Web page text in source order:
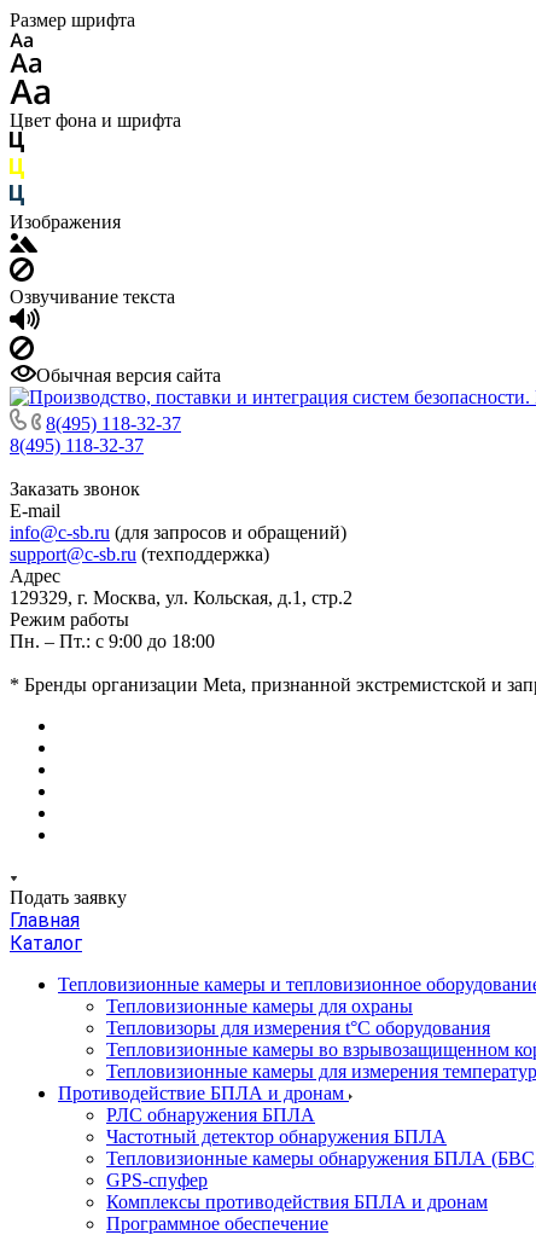
Размер шрифта
Цвет фона и шрифта
Изображения
Озвучивание текста
Обычная версия сайта
8(495) 118-32-37
8(495) 118-32-37
Заказать звонок
E-mail
info@c-sb.ru (для запросов и обращений)
support@c-sb.ru (техподдержка)
Адрес
129329, г. Москва, ул. Кольская, д.1, стр.2
Режим работы
Пн. – Пт.: с 9:00 до 18:00
* Бренды организации Meta, признанной экстремистской и
Подать заявку
Главная
Каталог
Тепловизионные камеры и тепловизионное
Тепловизионные камеры для охраны
Тепловизоры для измерения t°С оборудования
Тепловизионные камеры во взрывозащищенном
Тепловизионные камеры для измерения
Противодействие БПЛА и дронам
РЛС обнаружения БПЛА
Частотный детектор обнаружения БПЛА
Тепловизионные камеры обнаружения БПЛА
GPS-спуфер
Комплексы противодействия БПЛА и дронам
Программное обеспечение